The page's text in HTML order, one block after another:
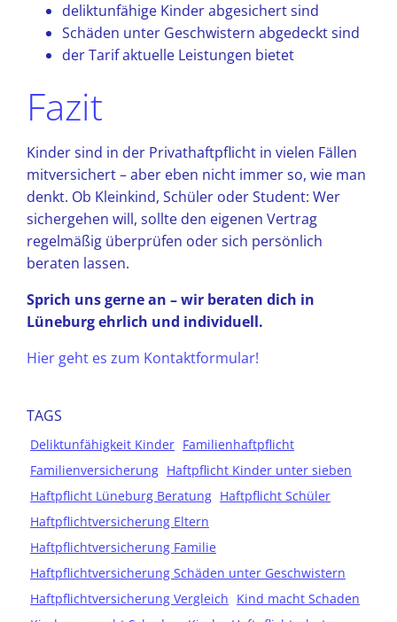
deliktunfähige Kinder abgesichert sind
Schäden unter Geschwistern abgedeckt sind
der Tarif aktuelle Leistungen bietet
Fazit
Kinder sind in der Privathaftpflicht in vielen Fällen
mitversichert – aber eben nicht immer so, wie man
denkt. Ob Kleinkind, Schüler oder Student: Wer
sichergehen will, sollte den eigenen Vertrag
regelmäßig überprüfen oder sich persönlich
beraten lassen.
Sprich uns gerne an – wir beraten dich in
Lüneburg ehrlich und individuell.
Hier geht es zum Kontaktformular!
TAGS
Deliktunfähigkeit Kinder Familienhaftpflicht
Familienversicherung Haftpflicht Kinder unter sieben
Haftpflicht Lüneburg Beratung Haftpflicht Schüler
Haftpflichtversicherung Eltern
Haftpflichtversicherung Familie
Haftpflichtversicherung Schäden unter Geschwistern
Haftpflichtversicherung Vergleich Kind macht Schaden